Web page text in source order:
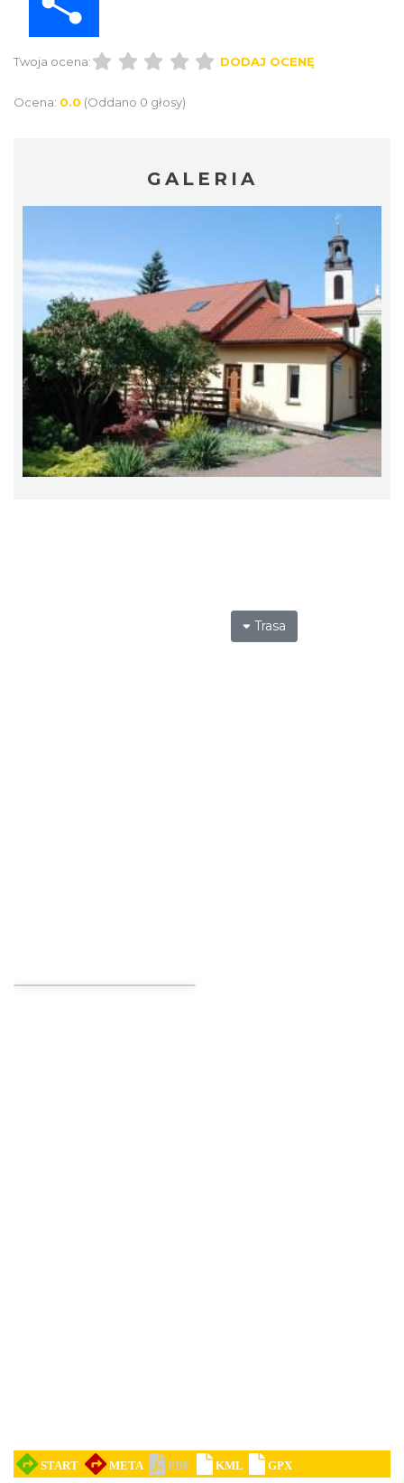
Twoja ocena: DODAJ OCENĘ
Ocena: 0.0 (Oddano 0 głosy)
GALERIA
Trasa